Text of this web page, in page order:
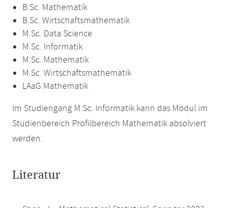
B.Sc. Mathematik
B.Sc. Wirtschaftsmathematik
M.Sc. Data Science
M.Sc. Informatik
M.Sc. Mathematik
M.Sc. Wirtschaftsmathematik
LAaG Mathematik
Im Studiengang M.Sc. Informatik kann das Modul im
Studienbereich Profilbereich Mathematik absolviert
werden.
Literatur